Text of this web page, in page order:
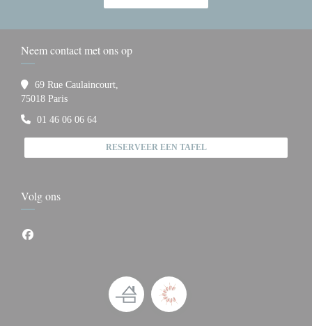
Neem contact met ons op
69 Rue Caulaincourt,
75018 Paris((opent in een nieuw venster))
01 46 06 06 64
RESERVEER EEN TAFEL
Volg ons
Facebook ((opent in een nieuw venster))